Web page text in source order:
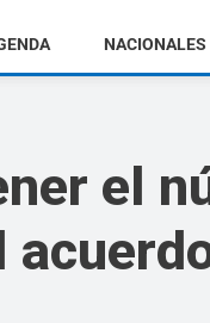
NACIONALES
el